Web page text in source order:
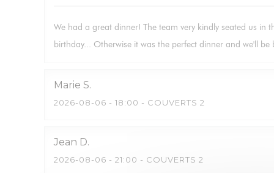
We had a great dinner! The team very kindly seated us
birthday... Otherwise it was the perfect dinner and we'll be
Marie S
2026-08-06 - 18:00 - COUVERTS 2
Jean D
2026-08-06 - 21:00 - COUVERTS 2